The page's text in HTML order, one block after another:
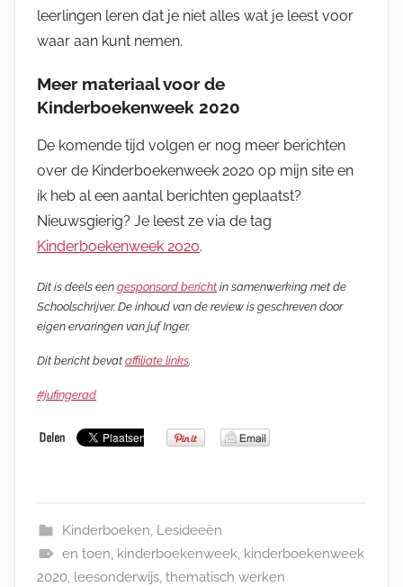
leerlingen leren dat je niet alles wat je leest voor
waar aan kunt nemen.
Meer materiaal voor de
Kinderboekenweek 2020
De komende tijd volgen er nog meer berichten
over de Kinderboekenweek 2020 op mijn site en
ik heb al een aantal berichten geplaatst?
Nieuwsgierig? Je leest ze via de tag
Kinderboekenweek 2020.
Dit is deels een gesponsord bericht in samenwerking met de
Schoolschrijver. De inhoud van de review is geschreven door
eigen ervaringen van juf Inger.
Dit bericht bevat affiliate links.
#jufingerad
Kinderboeken, Lesideeën
en toen, kinderboekenweek, kinderboekenweek
2020, leesonderwijs, thematisch werken